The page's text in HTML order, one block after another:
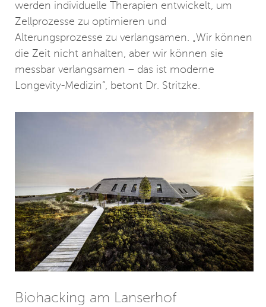
werden individuelle Therapien entwickelt, um
Zellprozesse zu optimieren und
Alterungsprozesse zu verlangsamen. „Wir können
die Zeit nicht anhalten, aber wir können sie
messbar verlangsamen – das ist moderne
Longevity-Medizin“, betont Dr. Stritzke.
Biohacking am Lanserhof